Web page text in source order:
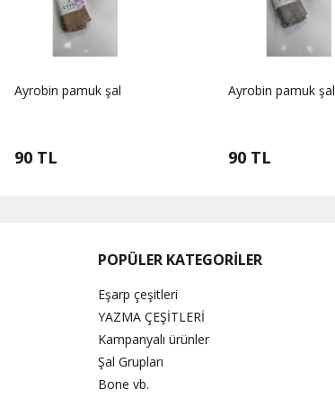
Ayrobin pamuk şal
90 TL
Ayrobin pamuk şal
90 TL
POPÜLER KATEGORİLER
Eşarp çeşitleri
YAZMA ÇEŞİTLERİ
Kampanyalı ürünler
Şal Grupları
Bone vb.